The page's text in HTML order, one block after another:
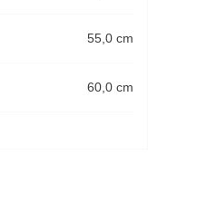
55,0 cm
60,0 cm